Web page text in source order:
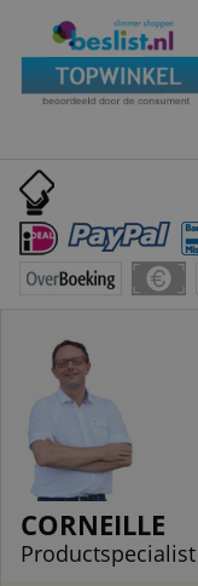
CORNEILLE
Productspecialist